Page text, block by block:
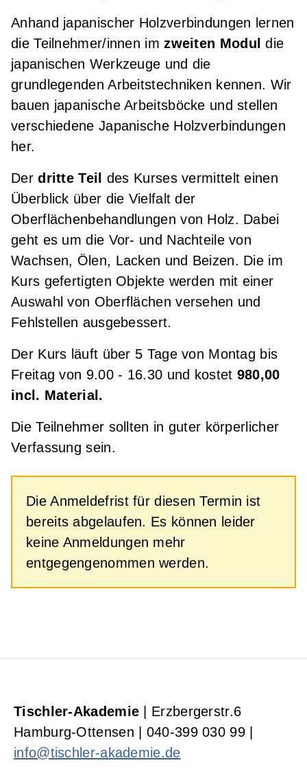
Anhand japanischer Holzverbindungen lernen
die Teilnehmer/innen imzweiten Modul die
japanischen Werkzeuge und die
grundlegenden Arbeitstechniken kennen. Wir
bauen japanische Arbeitsböcke und stellen
verschiedene Japanische Holzverbindungen
her.
Derdritte Teil
des Kurses vermittelt einen
Überblick über die Vielfalt der
Oberflächenbehandlungen von Holz. Dabei
geht es um die Vor- und Nachteile von
Wachsen, Ölen, Lacken und Beizen. Die im
Kurs gefertigten Objekte werden mit einer
Auswahl von Oberflächen versehen und
Fehlstellen ausgebessert.
Der Kurs läuft über 5 Tage von Montag bis
Freitag von 9.00 - 16.30 und kostet 980,00
incl. Material.
Die Teilnehmer sollten in guter körperlicher
Verfassung sein.
Die Anmeldefrist für diesen Termin ist
bereits abgelaufen. Es können leider
keine Anmeldungen mehr
entgegengenommen werden.
Tischler-Akademie | Erzbergerstr.6
Hamburg-Ottensen | 040-399 030 99 |
info@tischler-akademie.de